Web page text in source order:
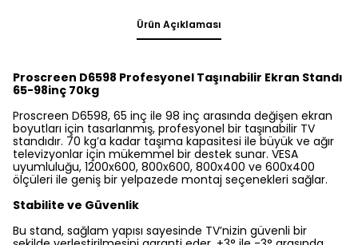
Ürün Açıklaması
Proscreen D6598 Profesyonel Taşınabilir Ekran Standı
65-98inç 70kg
Proscreen D6598, 65 inç ile 98 inç arasında değişen ekran
boyutları için tasarlanmış, profesyonel bir taşınabilir TV
standıdır. 70 kg’a kadar taşıma kapasitesi ile büyük ve ağır
televizyonlar için mükemmel bir destek sunar. VESA
uyumluluğu, 1200x600, 800x600, 800x400 ve 600x400
ölçüleri ile geniş bir yelpazede montaj seçenekleri sağlar.
Stabilite ve Güvenlik
Bu stand, sağlam yapısı sayesinde TV’nizin güvenli bir